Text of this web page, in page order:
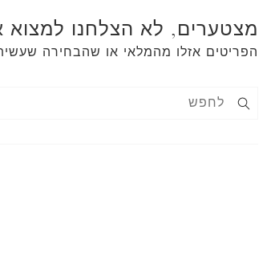
מצטערים, לא הצלחנו
הפריטים אזלו מהמלאי או שהבחירה